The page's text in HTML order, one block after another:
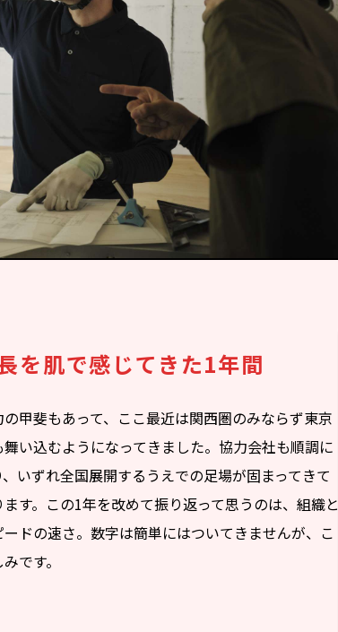
を肌で感じてきた1年間
甲斐もあって、ここ最近は関西圏のみならず東京
い込むようになってきました。協力会社も順調に
いずれ全国展開するうえでの足場が固まってきて
す。この1年を改めて振り返って思うのは、組織と
ードの速さ。数字は簡単にはついてきませんが、こ
です。